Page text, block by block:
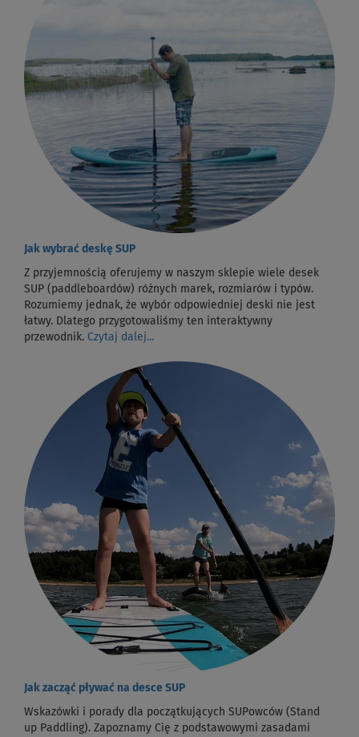
Jak wybrać deskę SUP
Z przyjemnością oferujemy w naszym sklepie wiele desek
SUP (paddleboardów) różnych marek, rozmiarów i typów.
Rozumiemy jednak, że wybór odpowiedniej deski nie jest
łatwy. Dlatego przygotowaliśmy ten interaktywny
przewodnik. Czytaj dalej...
Jak zacząć pływać na desce SUP
Wskazówki i porady dla początkujących SUPowców (Stand
up Paddling). Zapoznamy Cię z podstawowymi zasadami